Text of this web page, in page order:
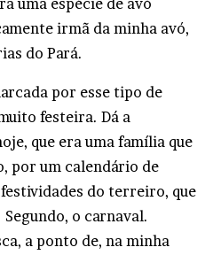
irmã da minha avó,
do Pará.
por esse tipo de
festeira. Dá a
que era uma família que
por um calendário de
do terreiro, que
o carnaval.
a ponto de, na minha